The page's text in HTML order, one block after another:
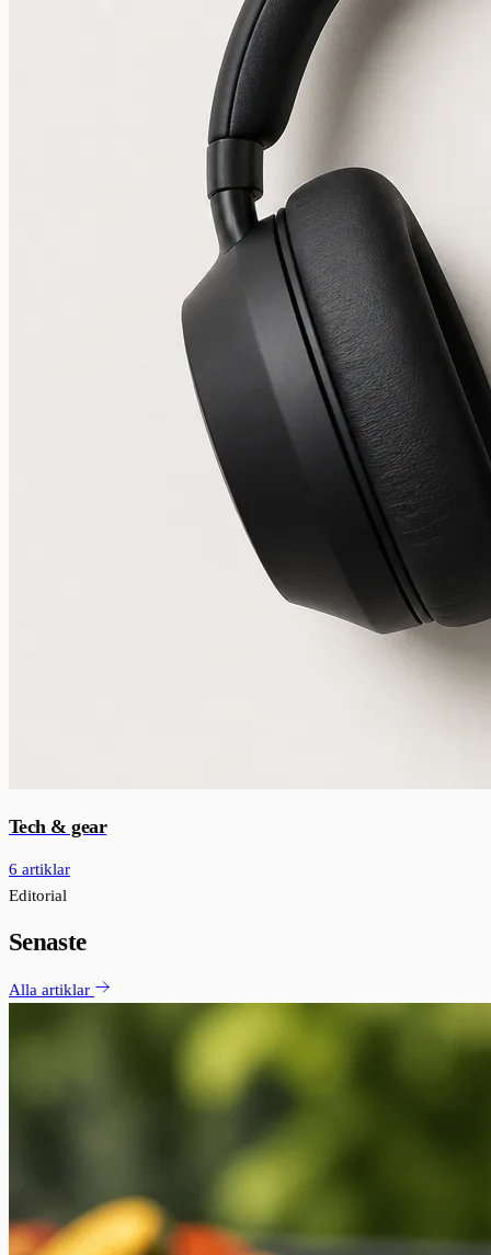
Tech & gear
6 artiklar
Editorial
Senaste
Alla artiklar